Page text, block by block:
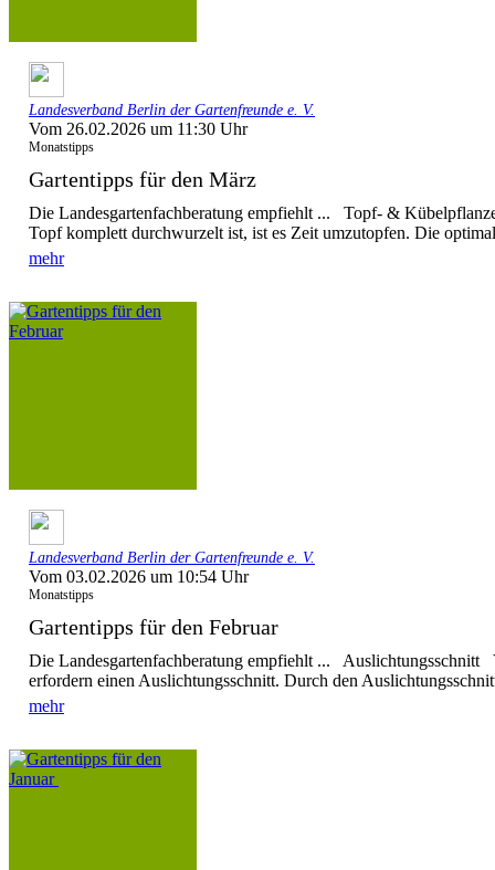
Landesverband Berlin der Gartenfreunde e. V.
Vom 26.02.2026 um 11:30 Uhr
Monatstipps
Gartentipps für den März
Die Landesgartenfachberatung empfiehlt ... Topf- &
Topf komplett durchwurzelt ist, ist es Zeit umzutopfen. Die
mehr
Landesverband Berlin der Gartenfreunde e. V.
Vom 03.02.2026 um 10:54 Uhr
Monatstipps
Gartentipps für den Februar
Die Landesgartenfachberatung empfiehlt ... Auslichtungsschnitt
erfordern einen Auslichtungsschnitt. Durch den
mehr